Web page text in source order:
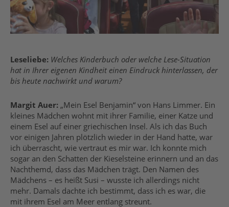
Leseliebe: Welches Kinderbuch oder welche Lese-Situation
hat in Ihrer eigenen Kindheit einen Eindruck hinterlassen, der
bis heute nachwirkt und warum?
Margit Auer: „Mein Esel Benjamin“ von Hans Limmer. Ein
kleines Mädchen wohnt mit ihrer Familie, einer Katze und
einem Esel auf einer griechischen Insel. Als ich das Buch
vor einigen Jahren plötzlich wieder in der Hand hatte, war
ich überrascht, wie vertraut es mir war. Ich konnte mich
sogar an den Schatten der Kieselsteine erinnern und an das
Nachthemd, dass das Mädchen trägt. Den Namen des
Mädchens – es heißt Susi – wusste ich allerdings nicht
mehr. Damals dachte ich bestimmt, dass ich es war, die
mit ihrem Esel am Meer entlang streunt.